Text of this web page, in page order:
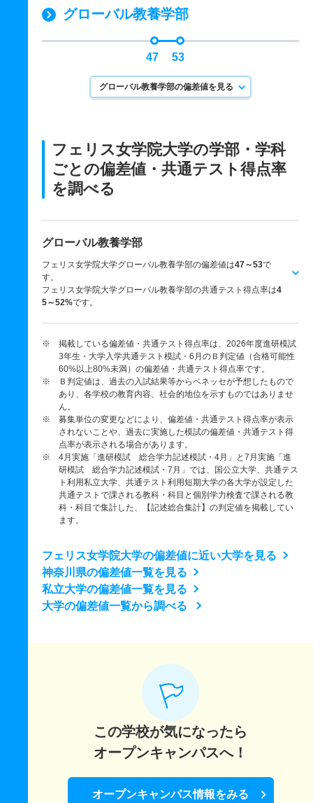
グローバル教養学部
47 53
グローバル教養学部の偏差値を見る
フェリス女学院大学の学部・学科
ごとの偏差値・共通テスト得点率
を調べる
グローバル教養学部
フェリス女学院大学グローバル教養学部の偏差値は47～53で
す。
フェリス女学院大学グローバル教養学部の共通テスト得点率は4
5～52%です。
※ 掲載している偏差値・共通テスト得点率は、2026年度進研模試
3年生・大学入学共通テスト模試・6月のＢ判定値（合格可能性
60%以上80%未満）の偏差値・共通テスト得点率です。
※ Ｂ判定値は、過去の入試結果等からベネッセが予想したもので
あり、各学校の教育内容、社会的地位を示すものではありませ
ん。
※ 募集単位の変更などにより、偏差値・共通テスト得点率が表示
されないことや、過去に実施した模試の偏差値・共通テスト得
点率が表示される場合があります。
※ 4月実施「進研模試 総合学力記述模試・4月」と7月実施「進
研模試 総合学力記述模試・7月」では、国公立大学、共通テス
ト利用私立大学、共通テスト利用短期大学の各大学が設定した
共通テストで課される教科・科目と個別学力検査で課される教
科・科目で集計した、【記述総合集計】の判定値を掲載してい
ます。
フェリス女学院大学の偏差値に近い大学を見る
神奈川県の偏差値一覧を見る
私立大学の偏差値一覧を見る
大学の偏差値一覧から調べる
この学校が気になったら
オープンキャンパスへ！
オープンキャンパス情報をみる